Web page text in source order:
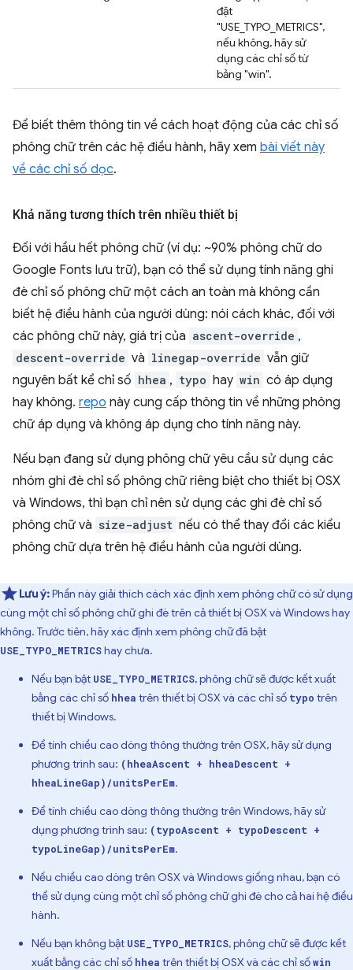
đặt
"USE_TYPO_METRICS",
nếu không, hãy sử
dụng các chỉ số từ
bảng "win".
Để biết thêm thông tin về cách hoạt động của các chỉ số
phông chữ trên các hệ điều hành, hãy xem bài viết này
về các chỉ số dọc.
Khả năng tương thích trên nhiều thiết bị
Đối với hầu hết phông chữ (ví dụ: ~90% phông chữ do
Google Fonts lưu trữ), bạn có thể sử dụng tính năng ghi
đè chỉ số phông chữ một cách an toàn mà không cần
biết hệ điều hành của người dùng: nói cách khác, đối với
các phông chữ này, giá trị của ascent-override ,
descent-override và linegap-override vẫn giữ
nguyên bất kể chỉ số hhea , typo hay win có áp dụng
hay không. repo này cung cấp thông tin về những phông
chữ áp dụng và không áp dụng cho tính năng này.
Nếu bạn đang sử dụng phông chữ yêu cầu sử dụng các
nhóm ghi đè chỉ số phông chữ riêng biệt cho thiết bị OSX
và Windows, thì bạn chỉ nên sử dụng các ghi đè chỉ số
phông chữ và size-adjust nếu có thể thay đổi các kiểu
phông chữ dựa trên hệ điều hành của người dùng.
Lưu ý:Phần này giải thích cách xác định xem phông chữ có sử dụng
cùng một chỉ số phông chữ ghi đè trên cả thiết bị OSX và Windows hay
không. Trước tiên, hãy xác định xem phông chữ đã bật
USE_TYPO_METRICShay chưa.
Nếu bạn bật USE_TYPO_METRICS, phông chữ sẽ được kết xuất
bằng các chỉ số hhea trên thiết bị OSX và các chỉ số typo trên
thiết bị Windows.
Để tính chiều cao dòng thông thường trên OSX, hãy sử dụng
phương trình sau: (hheaAscent + hheaDescent +
hheaLineGap)/unitsPerEm.
Để tính chiều cao dòng thông thường trên Windows, hãy sử
dụng phương trình sau: (typoAscent + typoDescent +
typoLineGap)/unitsPerEm.
Nếu chiều cao dòng trên OSX và Windows giống nhau, bạn có
thể sử dụng cùng một chỉ số phông chữ ghi đè cho cả hai hệ điều
hành.
Nếu bạn không bật USE_TYPO_METRICS, phông chữ sẽ được kết
xuất bằng các chỉ số hhea trên thiết bị OSX và các chỉ sốwin